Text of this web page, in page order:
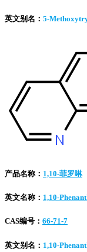
英文别名： 5-
产品名称： 1,10-菲罗啉
英文名称： 1,10-
CAS编号： 66-71-7
英文别名： 1,10-